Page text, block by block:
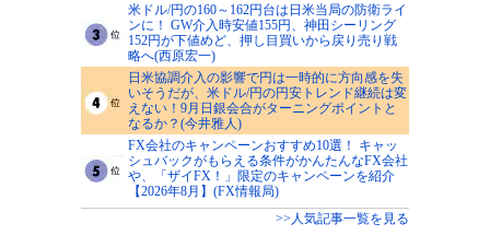
米ドル/円の160～162円台は日米当局の防衛ライ
ンに！ GW介入時安値155円、神田シーリング
152円が下値めど、押し目買いから戻り売り戦
略へ(西原宏一)
日米協調介入の影響で円は一時的に方向感を失
いそうだが、米ドル/円の円安トレンド継続は変
えない！9月日銀会合がターニングポイントと
なるか？(今井雅人)
FX会社のキャンペーンおすすめ10選！ キャッ
シュバックがもらえる条件がかんたんなFX会社
や、「ザイFX！」限定のキャンペーンを紹介
【2026年8月】(FX情報局)
>>人気記事一覧を見る